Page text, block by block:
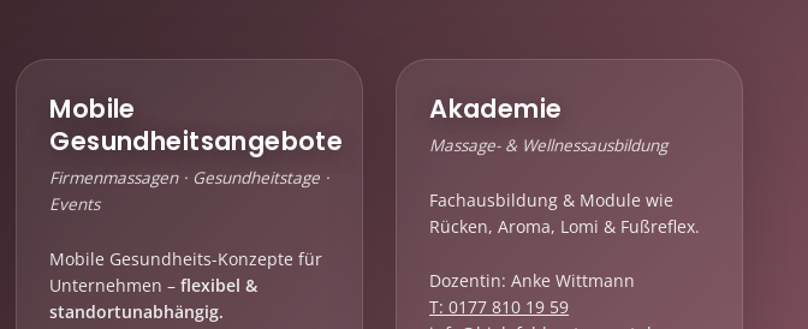
Mobile
Gesundheitsangebote
Firmenmassagen · Gesundheitstage ·
Events
Mobile Gesundheits-Konzepte für
Unternehmen –flexibel &
standortunabhängig.
Akademie
Massage- & Wellnessausbildung
Fachausbildung & Module wie
Rücken, Aroma, Lomi & Fußreflex.
Dozentin: Anke Wittmann
T: 0177 810 19 59